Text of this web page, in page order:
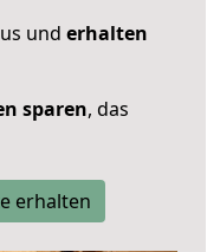
und erhalten
sparen, das
erhalten